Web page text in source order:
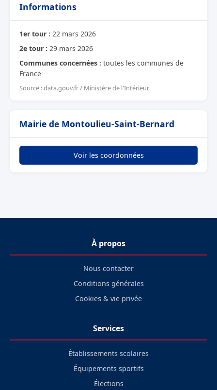
Informations
1er tour : 22 mars 2026
2e tour : 29 mars 2026
Communes concernées : toutes les communes de
France
Source : data.gouv.fr / Ministère de l'Intérieur
Mairie de Montoulieu-Saint-Bernard
Voir les coordonnées
À propos
Nous contacter
Conditions générales
Cookies & vie privée
Services
Établissements scolaires
Équipements sportifs
Élections